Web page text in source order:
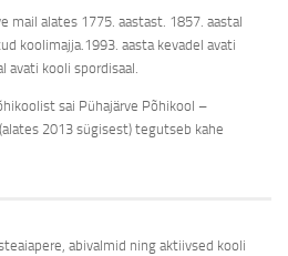
mail alates 1775. aastast. 1857. aastal
koolimajja.1993. aasta kevadel avati
avati kooli spordisaal.
sai Pühajärve Põhikool –
2013 sügisest) tegutseb kahe
abivalmid ning aktiivsed kooli